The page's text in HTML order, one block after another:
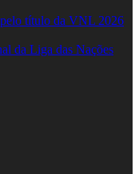
título da VNL 2026
da Liga das Nações